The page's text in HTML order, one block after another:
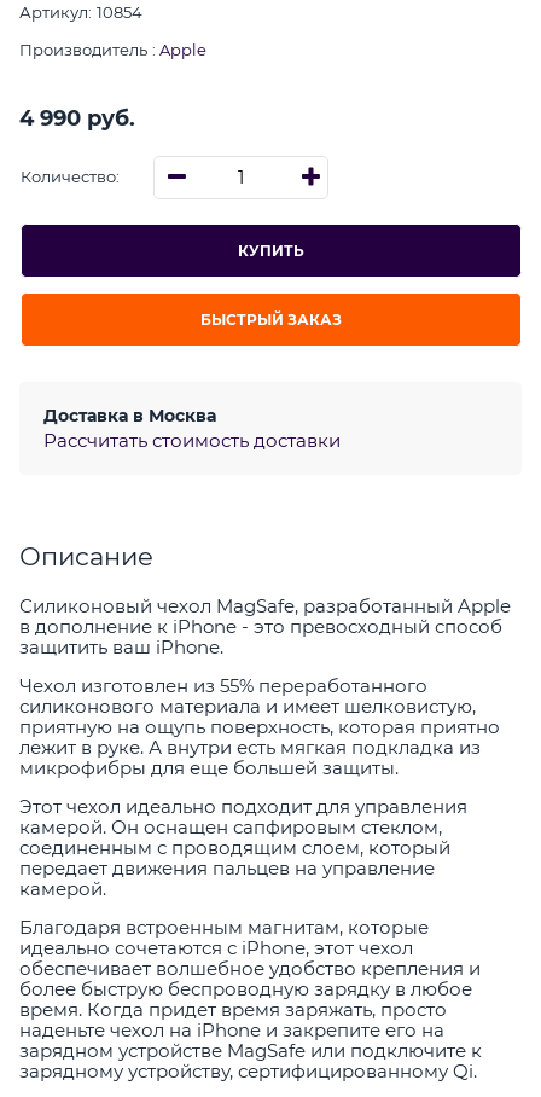
Артикул: 10854
Производитель : Apple
4 990 руб.
Количество:
КУПИТЬ
БЫСТРЫЙ ЗАКАЗ
Доставка в Москва
Рассчитать стоимость доставки
Описание
Силиконовый чехол MagSafe, разработанный Apple
в дополнение к iPhone - это превосходный способ
защитить ваш iPhone.
Чехол изготовлен из 55% переработанного
силиконового материала и имеет шелковистую,
приятную на ощупь поверхность, которая приятно
лежит в руке. А внутри есть мягкая подкладка из
микрофибры для еще большей защиты.
Этот чехол идеально подходит для управления
камерой. Он оснащен сапфировым стеклом,
соединенным с проводящим слоем, который
передает движения пальцев на управление
камерой.
Благодаря встроенным магнитам, которые
идеально сочетаются с iPhone, этот чехол
обеспечивает волшебное удобство крепления и
более быструю беспроводную зарядку в любое
время. Когда придет время заряжать, просто
наденьте чехол на iPhone и закрепите его на
зарядном устройстве MagSafe или подключите к
зарядному устройству, сертифицированному Qi.